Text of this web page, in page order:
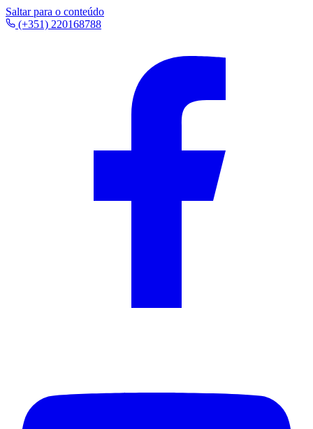
Saltar para o conteúdo
(+351) 220168788